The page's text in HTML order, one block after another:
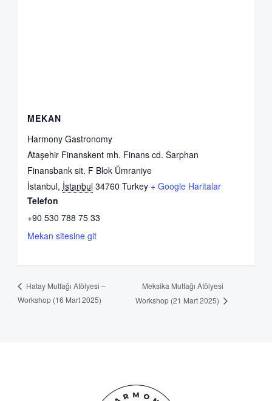
MEKAN
Harmony Gastronomy
Ataşehir Finanskent mh. Finans cd. Sarphan
Finansbank sit. F Blok Ümraniye
İstanbul, İstanbul 34760 Turkey + Google Haritalar
Telefon
+90 530 788 75 33
Mekan sitesine git
Hatay Mutfağı Atölyesi –
Workshop (16 Mart 2025)
Meksika Mutfağı Atölyesi
Workshop (21 Mart 2025)